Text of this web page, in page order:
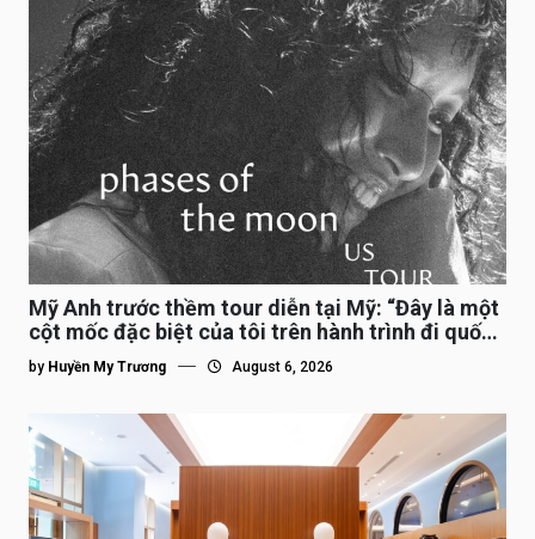
Mỹ Anh trước thềm tour diễn tại Mỹ: “Đây là một
cột mốc đặc biệt của tôi trên hành trình đi quốc
tế”
by Huyền My Trương August 6, 2026